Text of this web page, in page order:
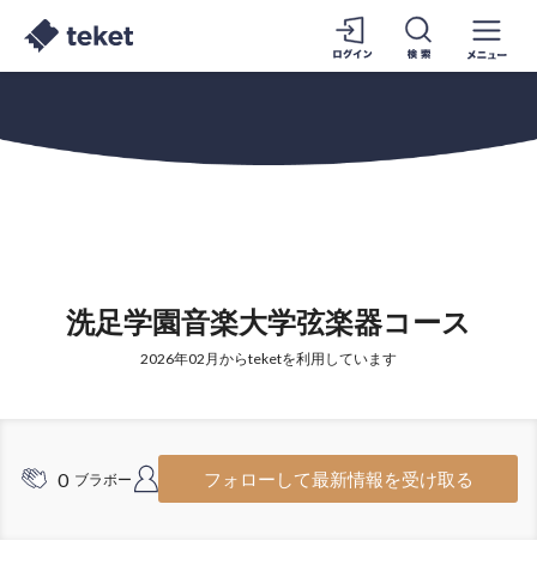
洗足学園音楽大学弦楽器コース
2026年02月からteketを利用しています
0 ブラボー フォロワー
フォローして最新情報を受け取る